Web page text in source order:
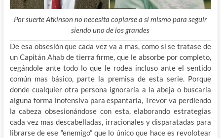
Por suerte Atkinson no necesita copiarse a si mismo para seguir
siendo uno de los grandes
De esa obsesión que cada vez va a mas, como si se tratase de
un Capitán Ahab de tierra firme, que le absorbe por completo,
cegándole ante todo lo que le rodea incluso ante el sentido
común mas básico, parte la premisa de esta serie. Porque
donde cualquier otra persona ignoraría a la abeja o buscaría
alguna forma inofensiva para espantarla, Trevor va perdiendo
la cabeza obsesionándose con esta, elaborando estrategias
cada vez mas descabelladas, irracionales y disparatadas para
librarse de ese “enemigo” que lo único que hace es revolotear